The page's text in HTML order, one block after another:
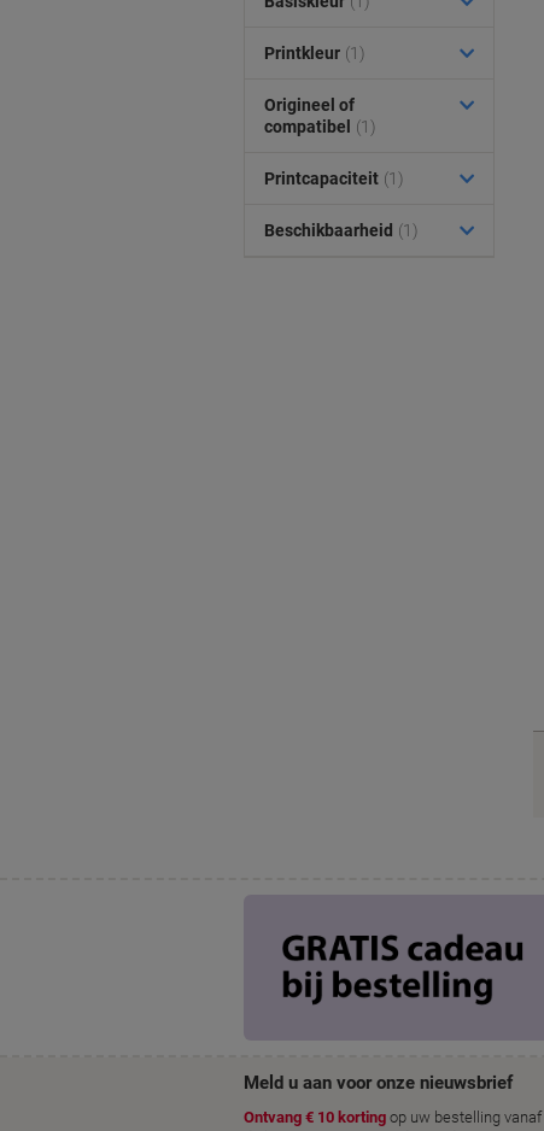
Printkleur (1)
Origineel of
compatibel
(1)
Printcapaciteit (1)
Beschikbaarheid (1)